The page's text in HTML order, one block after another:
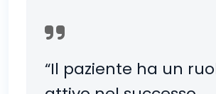
“Il paziente ha un